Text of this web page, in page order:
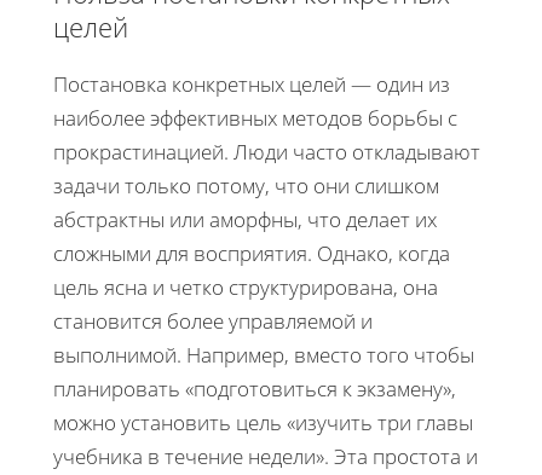
целей
Постановка конкретных целей — один из
наиболее эффективных методов борьбы с
прокрастинацией. Люди часто откладывают
задачи только потому, что они слишком
абстрактны или аморфны, что делает их
сложными для восприятия. Однако, когда
цель ясна и четко структурирована, она
становится более управляемой и
выполнимой. Например, вместо того чтобы
планировать «подготовиться к экзамену»,
можно установить цель «изучить три главы
учебника в течение недели». Эта простота и